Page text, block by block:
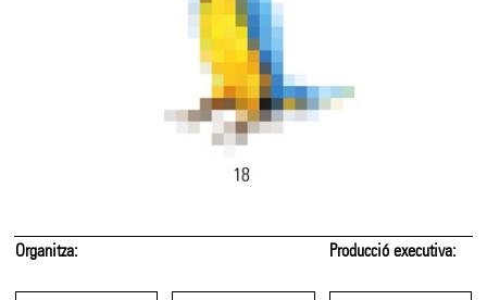
Organitza: Producció executiva: